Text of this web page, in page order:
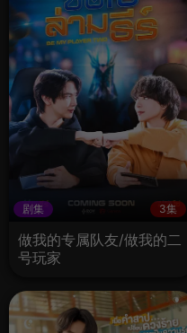
剧集 3集
做我的专属队友/做我的二
号玩家